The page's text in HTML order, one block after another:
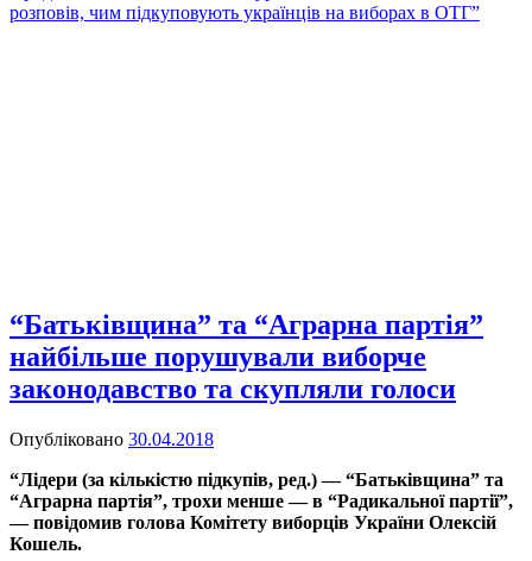
розповів, чим підкуповують українців на виборах в ОТГ”
“Батьківщина” та “Аграрна партія”
найбільше порушували виборче
законодавство та скупляли голоси
Опубліковано 30.04.2018
“Лідери (за кількістю підкупів, ред.) — “Батьківщина” та
“Аграрна партія”, трохи менше — в “Радикальної партії”,
— повідомив голова Комітету виборців України Олексій
Кошель.